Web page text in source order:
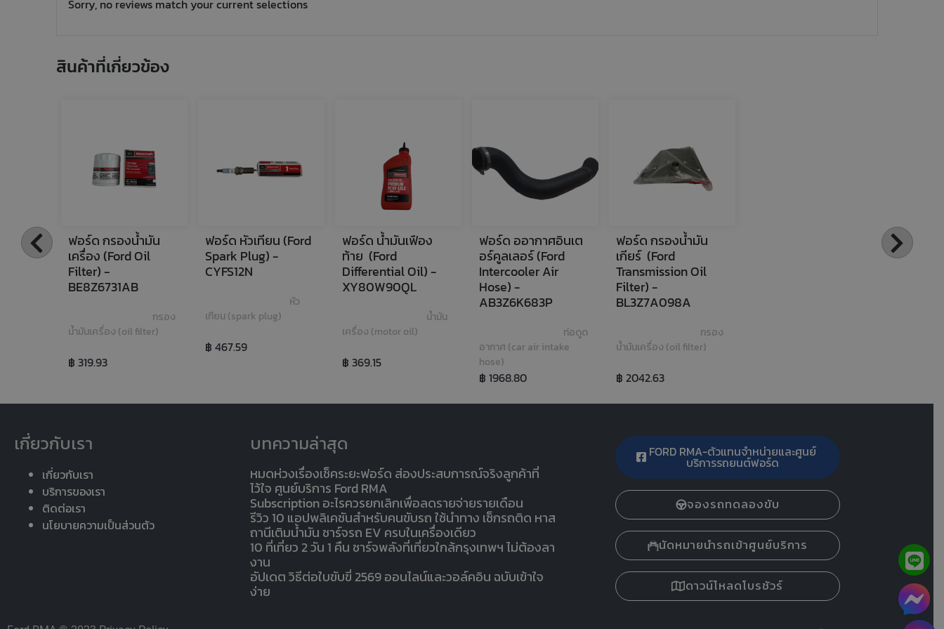
Sorry, no reviews match your current selections
สินค้าที่เกี่ยวข้อง
ฟอร์ด กรองน้ำมัน
เครื่อง (Ford Oil
Filter) -
BE8Z6731AB
กรอง
น้ำมันเครื่อง (oil filter)
฿ 319.93
ฟอร์ด หัวเทียน (Ford
Spark Plug) -
CYFS12N
หัว
เทียน (spark plug)
฿ 467.59
ฟอร์ด น้ำมันเฟือง
ท้าย  (Ford
Differential Oil) -
XY80W90QL
น้ำมัน
เครื่อง (motor oil)
฿ 369.15
ฟอร์ด ออากาศอินเต
อร์คูลเลอร์ (Ford
Intercooler Air
Hose) -
AB3Z6K683P
ท่อดูด
อากาศ (car air intake
hose)
฿ 1968.80
ฟอร์ด กรองน้ำมัน
เกียร์  (Ford
Transmission Oil
Filter) -
BL3Z7A098A
กรอง
น้ำมันเครื่อง (oil filter)
฿ 2042.63
เกี่ยวกับเรา
เกี่ยวกับเรา
บริการของเรา
ติดต่อเรา
นโยบายความเป็นส่วนตัว
บทความล่าสุด
หมดห่วงเรื่องเช็คระยะฟอร์ด ส่องประสบการณ์จริงลูกค้าที่
ไว้ใจ ศูนย์บริการ Ford RMA
Subscription อะไรควรยกเลิกเพื่อลดรายจ่ายรายเดือน
รีวิว 10 แอปพลิเคชันสำหรับคนขับรถ ใช้นำทาง เช็กรถติด หาส
ถานีเติมน้ำมัน ชาร์จรถ EV ครบในเครื่องเดียว
10 ที่เที่ยว 2 วัน 1 คืน ชาร์จพลังที่เที่ยวใกล้กรุงเทพฯ ไม่ต้องลา
งาน
อัปเดต วิธีต่อใบขับขี่ 2569 ออนไลน์และวอล์คอิน ฉบับเข้าใจ
ง่าย
FORD RMA-ตัวแทนจำหน่ายและศูนย์
บริการรถยนต์ฟอร์ด
จองรถทดลองขับ
นัดหมายนำรถเข้าศูนย์บริการ
ดาวน์โหลดโบรชัวร์